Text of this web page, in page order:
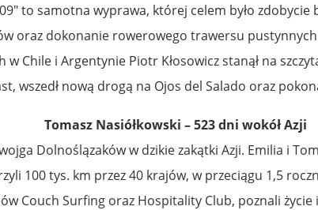
to samotna wyprawa, której celem było
oraz dokonanie rowerowego trawersu
w Chile i Argentynie Piotr Kłosowicz stanął na
wszedł nową drogą na Ojos del Salado oraz
Tomasz Nasiółkowski – 523 dni wokół Azji
Dolnoślązaków w dzikie zakątki Azji. Emilia i
100 tys. km przez 40 krajów, w przeciągu 1,5
Couch Surfing oraz Hospitality Club, poznali